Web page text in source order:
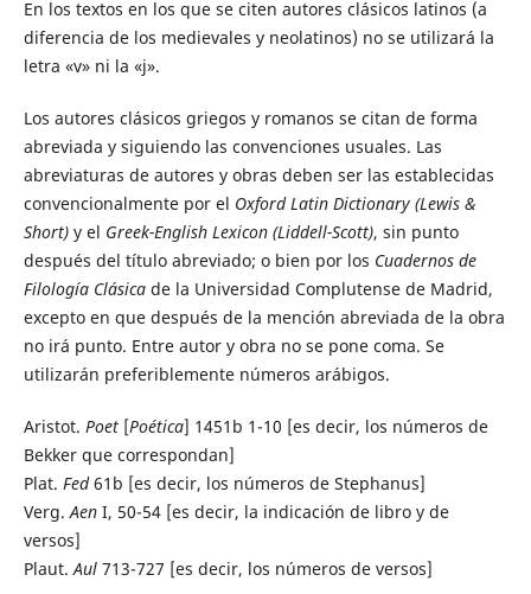
En los textos en los que se citen autores clásicos latinos (a
diferencia de los medievales y neolatinos) no se utilizará la
letra «v» ni la «j».
Los autores clásicos griegos y romanos se citan de forma
abreviada y siguiendo las convenciones usuales. Las
abreviaturas de autores y obras deben ser las establecidas
convencionalmente por el Oxford Latin Dictionary (Lewis &
Short) y el Greek-English Lexicon (Liddell-Scott), sin punto
después del título abreviado; o bien por los Cuadernos de
Filología Clásica de la Universidad Complutense de Madrid,
excepto en que después de la mención abreviada de la obra
no irá punto. Entre autor y obra no se pone coma. Se
utilizarán preferiblemente números arábigos.
Aristot. Poet[Poética] 1451b 1-10 [es decir, los números de
Bekker que correspondan]
Plat. Fed61b [es decir, los números de Stephanus]
Verg. AenI, 50-54 [es decir, la indicación de libro y de
versos]
Plaut. Aul713-727 [es decir, los números de versos]